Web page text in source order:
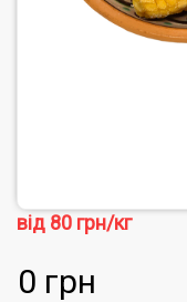
від 80 грн/кг
0 грн